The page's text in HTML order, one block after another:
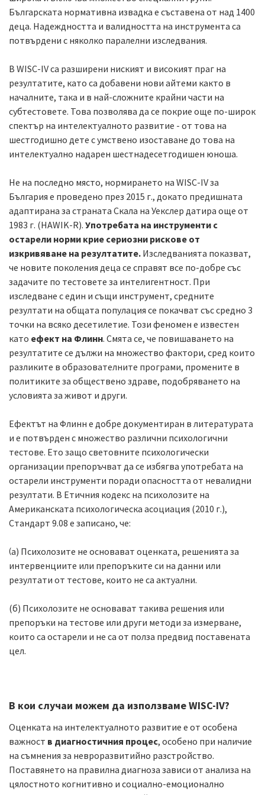
Българската нормативна извадка е съставена от над 1400
деца. Надеждността и валидността на инструмента са
потвърдени с няколко паралелни изследвания.
В WISC-IV са разширени ниският и високият праг на
резултатите, като са добавени нови айтеми както в
началните, така и в най-сложните крайни части на
субтестовете. Това позволява да се покрие още по-широк
спектър на интелектуалното развитие - от това на
шестгодишно дете с умствено изоставане до това на
интелектуално надарен шестнадесетгодишен юноша.
Не на последно място, нормирането на WISC-IV за
България е проведено през 2015 г., докато предишната
адаптирана за страната Скала на Уекслер датира още от
1983 г. (HAWIK-R). Употребата на инструменти с
остарели норми крие сериозни рискове от
изкривяване на резултатите. Изследванията показват,
че новите поколения деца се справят все по-добре със
задачите по тестовете за интелигентност. При
изследване с един и същи инструмент, средните
резултати на общата популация се покачват със средно 3
точки на всяко десетилетие. Този феномен е известен
като ефект на Флинн. Смята се, че повишаването на
резултатите се дължи на множество фактори, сред които
разликите в образователните програми, промените в
политиките за обществено здраве, подобряването на
условията за живот и други.
Ефектът на Флинн е добре документиран в литературата
и е потвърден с множество различни психологични
тестове. Ето защо световните психологически
организации препоръчват да се избягва употребата на
остарели инструменти поради опасността от невалидни
резултати. В Етичния кодекс на психолозите на
Американската психологическа асоциация (2010 г.),
Стандарт 9.08 е записано, че:
(а) Психолозите не основават оценката, решенията за
интервенциите или препоръките си на данни или
резултати от тестове, които не са актуални.
(б) Психолозите не основават такива решения или
препоръки на тестове или други методи за измерване,
които са остарели и не са от полза предвид поставената
цел.
В кои случаи можем да използваме WISC-IV?
Оценката на интелектуалното развитие е от особена
важност в диагностичния процес, особено при наличие
на съмнения за невроразвитийно разстройство.
Поставянето на правилна диагноза зависи от анализа на
цялостното когнитивно и социално-емоционално